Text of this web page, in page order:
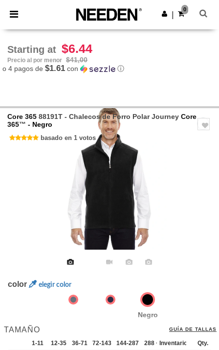
× App de Needen
¡Mejores precios en app!
Descargar app
0
Starting at $6.44
Precio al por menor $41,00
o 4 pagos de $1.61 con ⓘ
Core 365 88191T - Chalecos de Forro Polar Journey Core
365™ - Negro
basado en 1 votos
color elegir color
Negro
TAMAÑO GUÍA DE TALLAS
1-11 12-35 36-71 72-143 144-287 288 + Mas
Inventario Qty.